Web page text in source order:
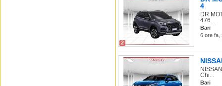
2
4
DR
476...
Bari
6 ore fa,
Chi...
Bari